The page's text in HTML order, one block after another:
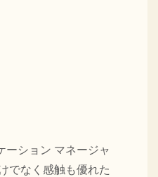
ーション マネージャ
でなく感触も優れた